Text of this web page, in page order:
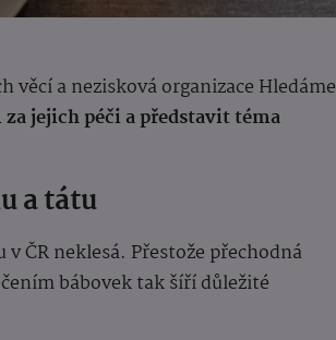
a nezisková organizace Hledáme
jejich péči a představit téma
a tátu
ČR neklesá. Přestože přechodná
bábovek tak šíří důležité